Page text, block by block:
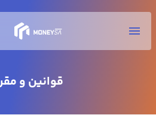
قوانین و